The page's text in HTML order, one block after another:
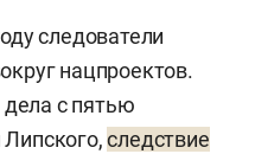
следователи
нацпроектов.
дела с пятью
следствие